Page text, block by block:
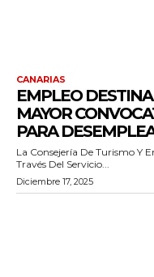
CANARIAS
EMPLEO
MAYOR
PARA
La Consejería De Turismo Y
Través Del Servicio...
Diciembre 17, 2025